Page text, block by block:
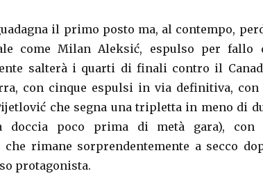
il primo posto ma, al contempo,
come Milan Aleksić, espulso per fallo
salterà i quarti di finali contro il
con cinque espulsi in via definitiva,
che segna una tripletta in meno di
doccia poco prima di metà gara),
rimane sorprendentemente a secco
protagonista.